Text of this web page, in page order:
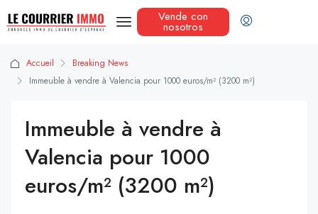
Vende con
nosotros
Accueil
Breaking News
Immeuble à vendre à Valencia pour 1000 euros/m² (3200 m²)
Immeuble à vendre à
Valencia pour 1000
euros/m² (3200 m²)